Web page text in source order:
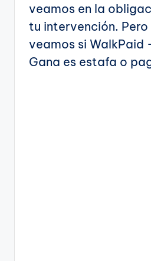
veamos en la
tu intervención. Pero
veamos si WalkPaid
Gana es estafa o